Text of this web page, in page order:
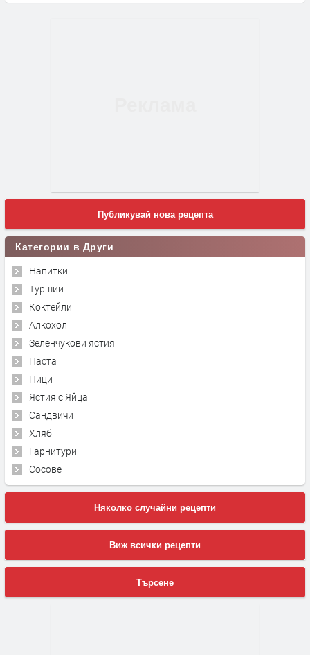
Публикувай нова рецепта
Категории в Други
Напитки
Туршии
Коктейли
Алкохол
Зеленчукови ястия
Паста
Пици
Ястия с Яйца
Сандвичи
Хляб
Гарнитури
Сосове
Няколко случайни рецепти
Виж всички рецепти
Търсене